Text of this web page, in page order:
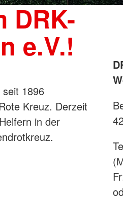
DRK-
e.V.!
1896
Kreuz. Derzeit
in der